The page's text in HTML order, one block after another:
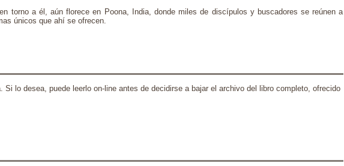
torno a él, aún florece en Poona, India, donde miles de discípulos y buscadores se reúnen a
únicos que ahí se ofrecen.
lo desea, puede leerlo on-line antes de decidirse a bajar el archivo del libro completo, ofrecido